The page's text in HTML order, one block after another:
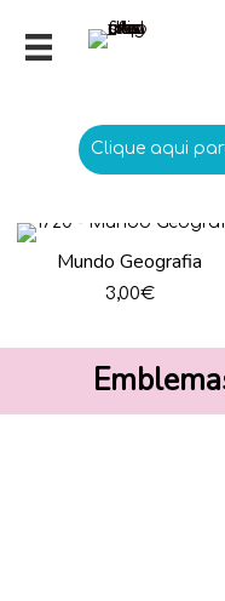
Clique aqui
Mundo Geografia
3,00€